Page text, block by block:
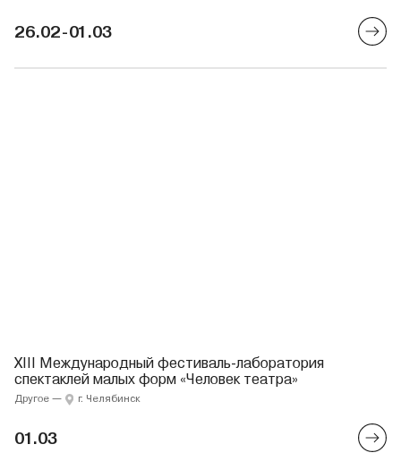
26.02-01.03
XIII Международный фестиваль-лаборатория
спектаклей малых форм «Человек театра»
Другое — г. Челябинск
01.03